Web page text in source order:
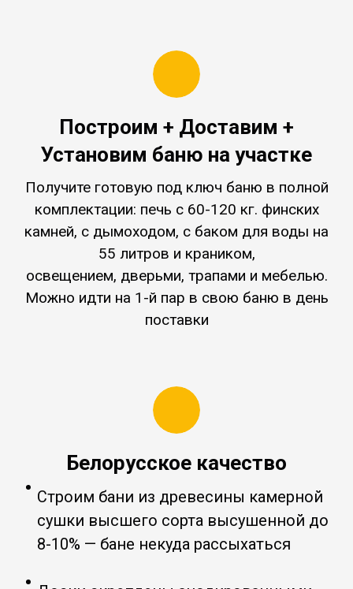
Построим + Доставим +
Установим баню на участке
Получите готовую под ключ баню в полной
комплектации: печь c 60-120 кг. финских
камней, с дымоходом, с баком для воды на
55 литров и краником,
освещением, дверьми, трапами и мебелью.
Можно идти на 1-й пар в свою баню в день
поставки
Белорусское качество
Строим бани из древесины камерной
сушки высшего сорта высушенной до
8-10% — бане некуда рассыхаться